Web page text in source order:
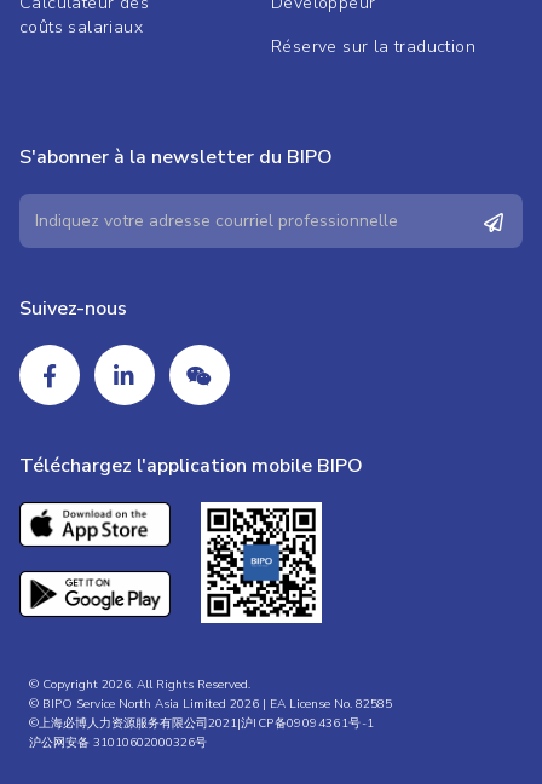
coûts salariaux
Réserve sur la traduction
S'abonner à la newsletter du BIPO
Suivez-nous
Téléchargez l'application mobile BIPO
© Copyright 2026. All Rights Reserved.
© BIPO Service North Asia Limited 2026 | EA License No. 82585
©上海必博人力资源服务有限公司2021|沪ICP备09094361号-1
沪公网安备 31010602000326号